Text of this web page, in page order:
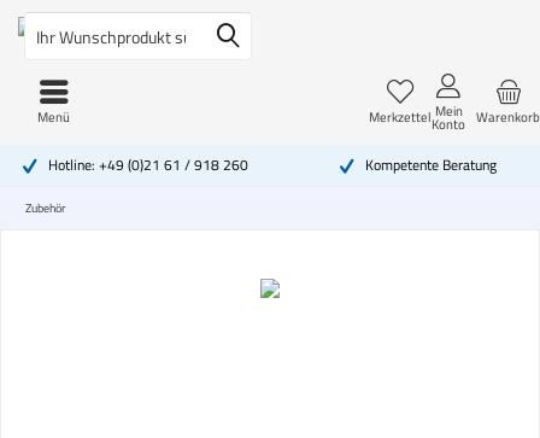
Hotline: +49 (0)21 61 / 918 260 Kompetente Beratung
Warenkorb
Merkzettel Mein
Konto
Menü
Zubehör